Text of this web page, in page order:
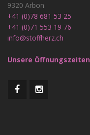
9320 Arbon
+41 (0)78 681 53 25
+41 (0)71 553 19 76
info@stoffherz.ch
Unsere Öffnungszeiten